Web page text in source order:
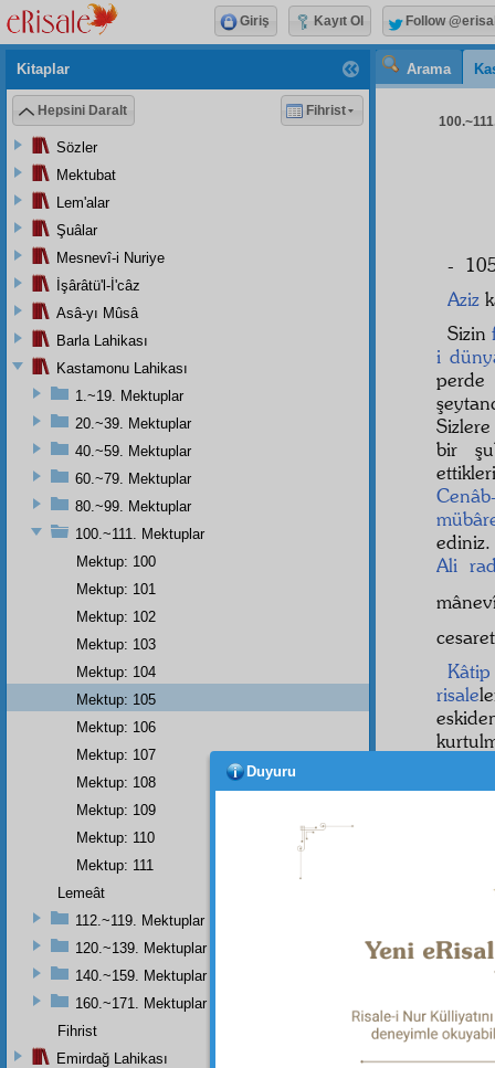
Arama
-
Aziz
Sizin
i
bir
Ali
Kâtip
risale
reisine
Dipnot-2
Kitaplar
Hepsini Daralt Fihrist
Sözler
Mektubat
Lem'alar
Şuâlar
Mesnevî-i Nuriye
İşârâtü'l-İ'câz
Asâ-yı Mûsâ
Barla Lahikası
Kastamonu Lahikası
1.~19. Mektuplar
20.~39. Mektuplar
40.~59. Mektuplar
60.~79. Mektuplar
80.~99. Mektuplar
100.~111. Mektuplar
Mektup: 100
Mektup: 101
Mektup: 102
Mektup: 103
Mektup: 104
Mektup: 105
Mektup: 106
Mektup: 107
Mektup: 108
Mektup: 109
Mektup: 110
Mektup: 111
Lemeât
112.~119. Mektuplar
120.~139. Mektuplar
140.~159. Mektuplar
160.~171. Mektuplar
Fihrist
Emirdağ Lahikası
Giriş Kayıt Ol Follow
Duyuru